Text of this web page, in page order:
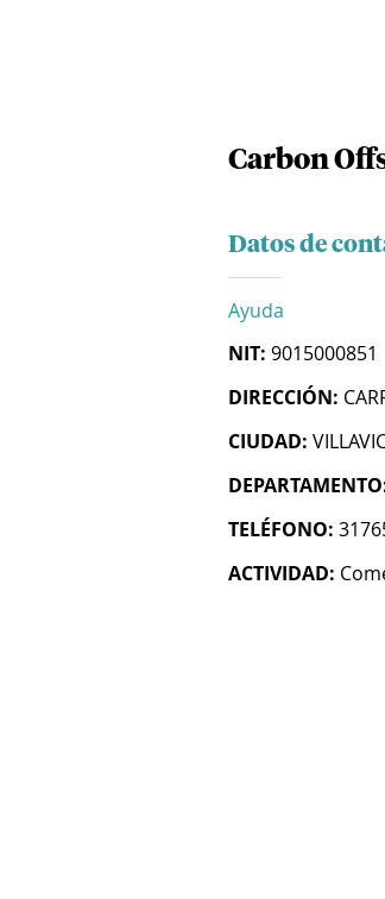
Carbon
Datos de
Ayuda
NIT: 9015000851
DIRECCIÓN:
CIUDAD:
TELÉFONO:
ACTIVIDAD: